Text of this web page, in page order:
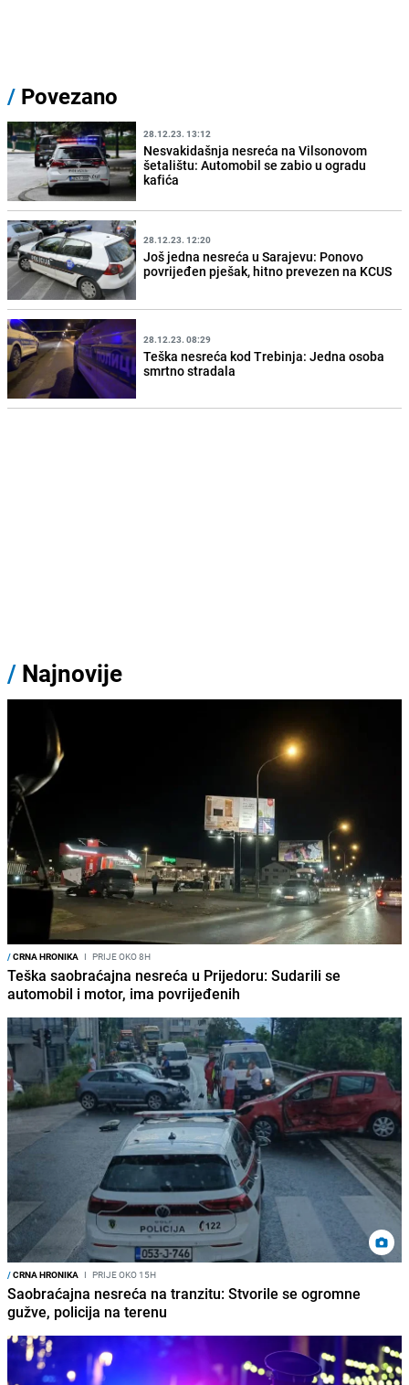
/ Povezano
28.12.23. 13:12
Nesvakidašnja nesreća na Vilsonovom
šetalištu: Automobil se zabio u ogradu
kafića
28.12.23. 12:20
Još jedna nesreća u Sarajevu: Ponovo
povrijeđen pješak, hitno prevezen na KCUS
28.12.23. 08:29
Teška nesreća kod Trebinja: Jedna osoba
smrtno stradala
/ Najnovije
/CRNA HRONIKA I PRIJE OKO 8H
Teška saobraćajna nesreća u Prijedoru: Sudarili se
automobil i motor, ima povrijeđenih
/CRNA HRONIKA I PRIJE OKO 15H
Saobraćajna nesreća na tranzitu: Stvorile se ogromne
gužve, policija na terenu